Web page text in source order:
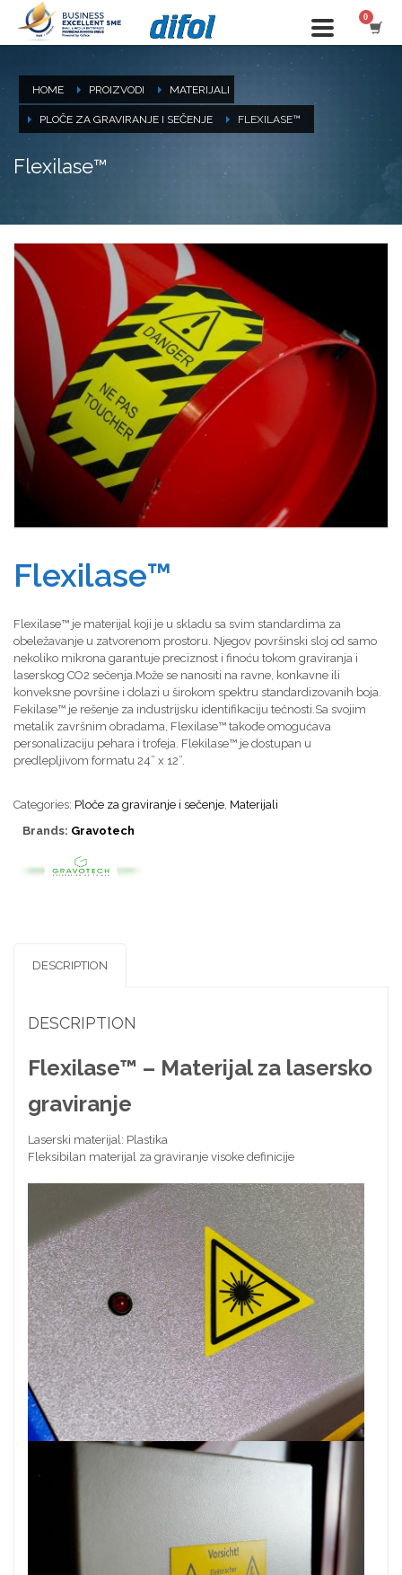
HOME PROIZVODI MATERIJALI
PLOČE ZA GRAVIRANJE I SEČENJE FLEXILASE™
Flexilase™
Flexilase™
Flexilase™ je materijal koji je u skladu sa svim standardima za
obeležavanje u zatvorenom prostoru. Njegov površinski sloj od samo
nekoliko mikrona garantuje preciznost i finoću tokom graviranja i
laserskog CO2 sečenja.Može se nanositi na ravne, konkavne ili
konveksne površine i dolazi u širokom spektru standardizovanih boja.
Fekilase™ je rešenje za industrijsku identifikaciju tečnosti.Sa svojim
metalik završnim obradama, Flexilase™ takođe omogućava
personalizaciju pehara i trofeja. Flekilase™ je dostupan u
predlepljivom formatu 24” x 12”.
Categories: Ploče za graviranje i sečenje Materijali
Brands: Gravotech
DESCRIPTION
DESCRIPTION
Flexilase™ – Materijal za lasersko
graviranje
Laserski materijal: Plastika
Fleksibilan materijal za graviranje visoke definicije